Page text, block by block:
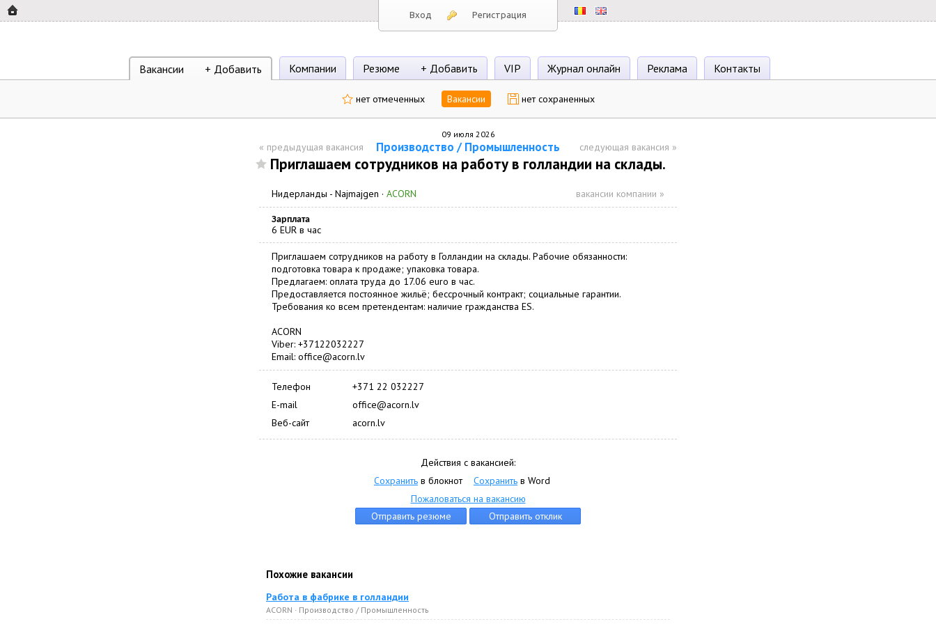
Вход Регистрация
Вакансии + Добавить Компании Резюме + Добавить VIP Журнал онлайн Реклама Контакты
нет отмеченных Вакансии нет сохраненных
09 июля 2026
« предыдущая вакансия Производство / Промышленность следующая вакансия »
Приглашаем сотрудников на работу в голландии на склады.
Нидерланды - Najmajgen · ACORN вакансии компании »
Зарплата
6 EUR в час
Приглашаем сотрудников на работу в Голландии на склады. Рабочие обязанности:
подготовка товара к продаже; упаковка товара.
Предлагаем: оплата труда до 17.06 euro в час.
Предоставляется постоянное жильё; бессрочный контракт; социальные гарантии.
Требования ко всем претендентам: наличие гражданства ES.
ACORN
Viber: +37122032227
Email: office@acorn.lv
Телефон
+371 22 032227
E-mail
office@acorn.lv
Веб-сайт
acorn.lv
Действия с вакансией:
Сохранить в блокнот Сохранить в Word
Пожаловаться на вакансию
Похожие вакансии
Работа в фабрике в голландии
ACORN · Производство / Промышленность